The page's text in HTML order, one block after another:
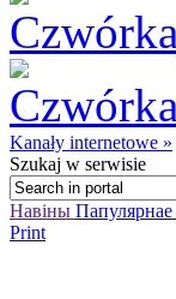
Kanały internetowe »
Szukaj w serwisie
Навіны Папулярнае
Print